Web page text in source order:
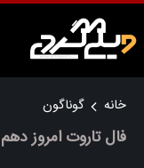
خانه گوناگون
فال تاروت امروز دهم